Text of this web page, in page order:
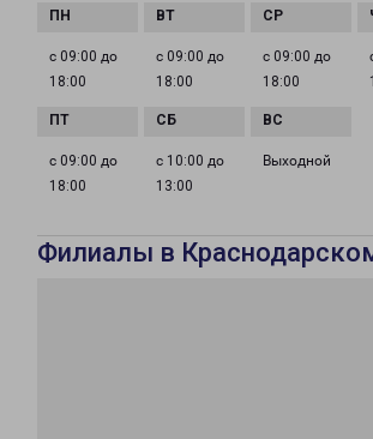
с 09:00 до
18:00
с 09:00 до
18:00
с 09:00 до
18:00
с 09:00 до
18:00
с 10:00 до
13:00
Выходной
Филиалы в